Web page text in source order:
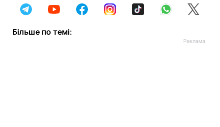
Більше по темі: